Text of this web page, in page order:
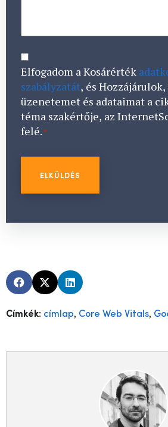
CONSENT
*
Elfogadom a Kosárérték
szabályzatát, és
üzenetemet és adataimat a
téma szakértője, az
felé. *
Címkék: címlap, Core Web Vitals,